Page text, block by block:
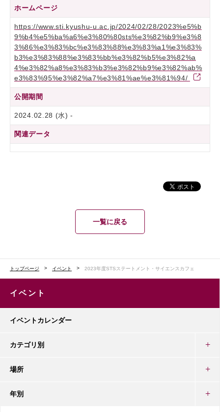
ホームページ
https://www.sti.kyushu-u.ac.jp/2024/02/28/2023%e5%b
9%b4%e5%ba%a6%e3%80%80sts%e3%82%b9%e3%8
3%86%e3%83%bc%e3%83%88%e3%83%a1%e3%83%
b3%e3%83%88%e3%83%bb%e3%82%b5%e3%82%a
4%e3%82%a8%e3%83%b3%e3%82%b9%e3%82%ab%
e3%83%95%e3%82%a7%e3%81%ae%e3%81%94/
公開期間
2024.02.28 (水) -
関連データ
一覧に戻る
トップページ イベント 2023年度STSステートメント・サイエンスカフェ
イベント
イベントカレンダー
カテゴリ別
場所
年別